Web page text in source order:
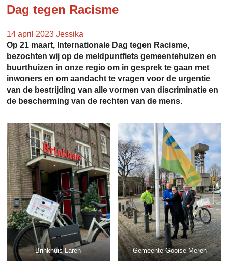
Dag tegen Racisme
14 april 2023 Jessika
Op 21 maart, Internationale Dag tegen Racisme,
bezochten wij op de meldpuntfiets gemeentehuizen en
buurthuizen in onze regio om in gesprek te gaan met
inwoners en om aandacht te vragen voor de urgentie
van de bestrijding van alle vormen van discriminatie en
de bescherming van de rechten van de mens.
Brinkhuis Laren Gemeente Gooise Meren